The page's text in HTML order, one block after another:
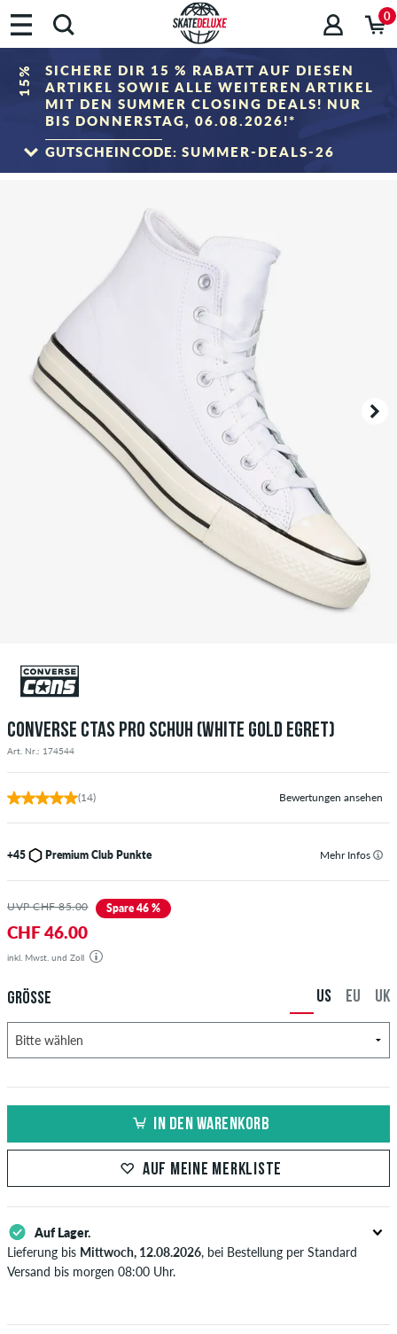
0
15%
SICHERE DIR 15 % RABATT AUF DIESEN
ARTIKEL SOWIE ALLE WEITEREN ARTIKEL
MIT DEN SUMMER CLOSING DEALS! NUR
BIS DONNERSTAG, 06.08.2026!*
GUTSCHEINCODE: SUMMER-DEALS-26
*Gilt nur bis zum 06.08.2026, 23:59 (MESZ)! Der Rabatt wird im Warenkorb nach
Eingabe des Gutscheincodes abgezogen. Rabattierung erfolgt ausschließlich auf
Artikel der Kategorie „Sale". Der Gutschein ist nicht mit anderen Rabattgutscheinen
CONVERSE CTAS PRO SCHUH (WHITE GOLD EGRET)
Art. Nr.: 174544
(14) Bewertungen ansehen
+45 Premium Club Punkte Mehr Infos
UVP CHF 85.00 Spare 46 %
CHF 46.00
inkl. Mwst. und Zoll
GRÖSSE UK
EU
US
IN DEN WARENKORB
AUF MEINE MERKLISTE
Auf Lager.
Lieferung bis Mittwoch, 12.08.2026, bei Bestellung per Standard
Versand bis morgen 08:00 Uhr.
deiner Überweisung an dich versendet. Weitere Infos zuVersand&